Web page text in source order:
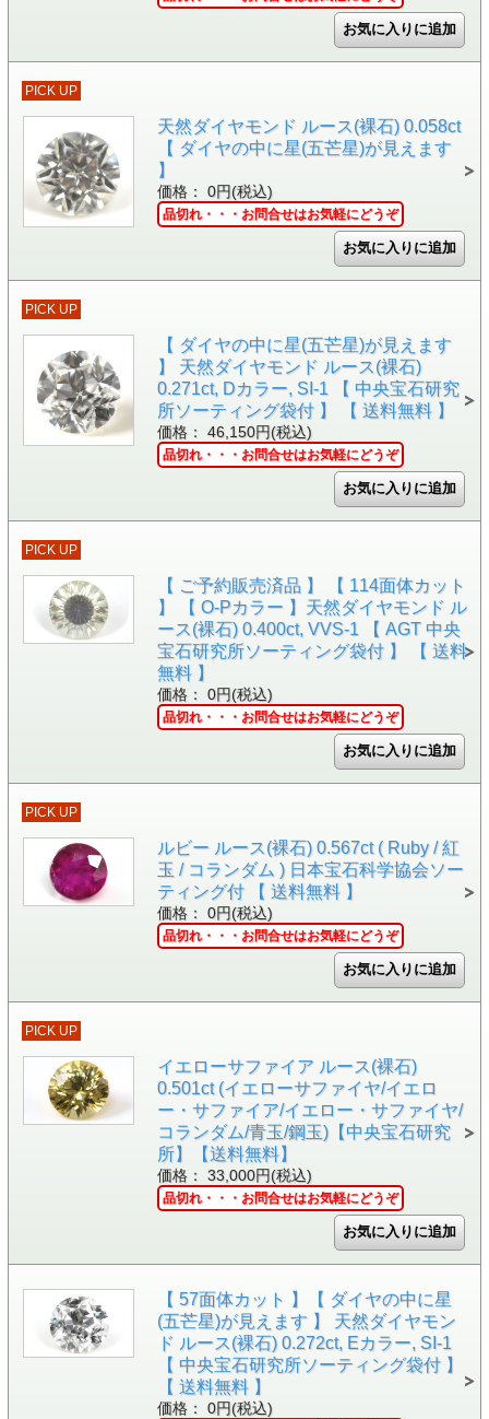
PICK UP
天然ダイヤモンド ルース(裸石) 0.058ct
【 ダイヤの中に星(五芒星)が見えます
】
価格： 0円(税込)
品切れ・・・お問合せはお気軽にどうぞ
PICK UP
【 ダイヤの中に星(五芒星)が見えます
】 天然ダイヤモンド ルース(裸石)
0.271ct, Dカラー, SI-1 【 中央宝石研究
所ソーティング袋付 】 【 送料無料 】
価格： 46,150円(税込)
品切れ・・・お問合せはお気軽にどうぞ
PICK UP
【 ご予約販売済品 】 【 114面体カット
】 【 O-Pカラー 】天然ダイヤモンド ル
ース(裸石) 0.400ct, VVS-1 【 AGT 中央
宝石研究所ソーティング袋付 】 【 送料
無料 】
価格： 0円(税込)
品切れ・・・お問合せはお気軽にどうぞ
PICK UP
ルビー ルース(裸石) 0.567ct ( Ruby / 紅
玉 / コランダム ) 日本宝石科学協会ソー
ティング付 【 送料無料 】
価格： 0円(税込)
品切れ・・・お問合せはお気軽にどうぞ
PICK UP
イエローサファイア ルース(裸石)
0.501ct (イエローサファイヤ/イエロ
ー・サファイア/イエロー・サファイヤ/
コランダム/青玉/鋼玉)【中央宝石研究
所】【送料無料】
価格： 33,000円(税込)
品切れ・・・お問合せはお気軽にどうぞ
【 57面体カット 】【 ダイヤの中に星
(五芒星)が見えます 】 天然ダイヤモン
ド ルース(裸石) 0.272ct, Eカラー, SI-1
【 中央宝石研究所ソーティング袋付 】
【 送料無料 】
価格： 0円(税込)